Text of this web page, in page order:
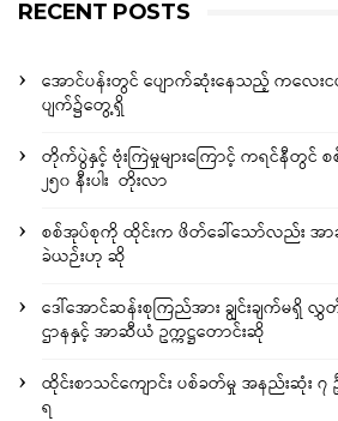
RECENT POSTS
အောင်ပန်းတွင် ပျောက်ဆုံးနေသည့် ကလေ
ပျက်၌တွေ့ရှိ
တိုက်ပွဲနှင့် ဗုံးကြဲမှုများကြောင့် ကရင်နီတွင်
၂၅၀ နီးပါး တိုးလာ
စစ်အုပ်စုကို ထိုင်းက ဖိတ်ခေါ်သော်လည်း
ခဲယဉ်းဟု ဆို
ဒေါ်အောင်ဆန်းစုကြည်အား ချွင်းချက်မရှိ လွှတ်
ဌာနနှင့် အာဆီယံ ဥက္ကဋ္ဌတောင်းဆို
ထိုင်းစာသင်ကျောင်း ပစ်ခတ်မှု အနည်းဆုံး ၇
ရ